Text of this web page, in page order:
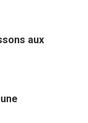
aux